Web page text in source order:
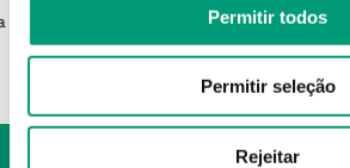
Permitir todos
Permitir seleção
Rejeitar
Seringa Britos Seringa Rr
0,49 €
ADICIONAR